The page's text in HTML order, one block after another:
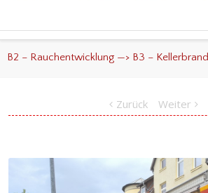
B2 – Rauchentwicklung —> B3 – Kellerbrand
Zurück Weiter